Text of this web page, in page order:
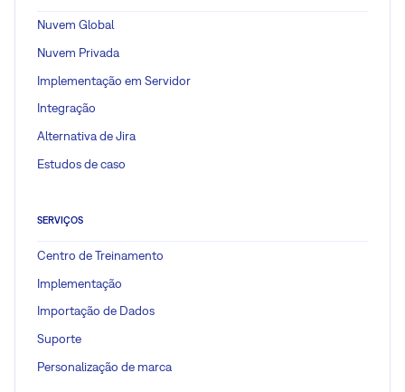
Nuvem Global
Nuvem Privada
Implementação em Servidor
Integração
Alternativa de Jira
Estudos de caso
SERVIÇOS
Centro de Treinamento
Implementação
Importação de Dados
Suporte
Personalização de marca